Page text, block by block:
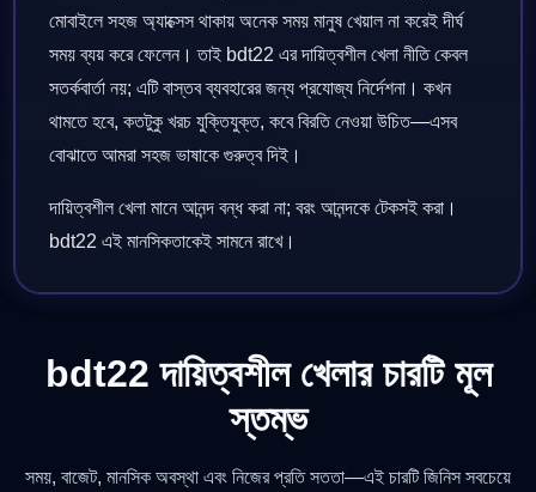
মোবাইলে সহজ অ্যাক্সেস থাকায় অনেক সময় মানুষ খেয়াল না করেই দীর্ঘ
সময় ব্যয় করে ফেলেন। তাই bdt22 এর দায়িত্বশীল খেলা নীতি কেবল
সতর্কবার্তা নয়; এটি বাস্তব ব্যবহারের জন্য প্রযোজ্য নির্দেশনা। কখন
থামতে হবে, কতটুকু খরচ যুক্তিযুক্ত, কবে বিরতি নেওয়া উচিত—এসব
বোঝাতে আমরা সহজ ভাষাকে গুরুত্ব দিই।
দায়িত্বশীল খেলা মানে আনন্দ বন্ধ করা না; বরং আনন্দকে টেকসই করা।
bdt22 এই মানসিকতাকেই সামনে রাখে।
bdt22 দায়িত্বশীল খেলার চারটি মূল
স্তম্ভ
সময়, বাজেট, মানসিক অবস্থা এবং নিজের প্রতি সততা—এই চারটি জিনিস সবচেয়ে